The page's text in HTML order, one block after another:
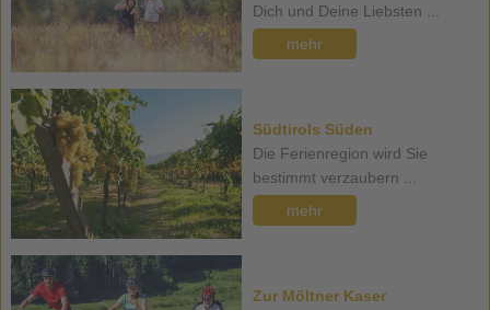
Dich und Deine Liebsten ...
mehr
Südtirols Süden
Die Ferienregion wird Sie
bestimmt verzaubern ...
mehr
Zur Möltner Kaser